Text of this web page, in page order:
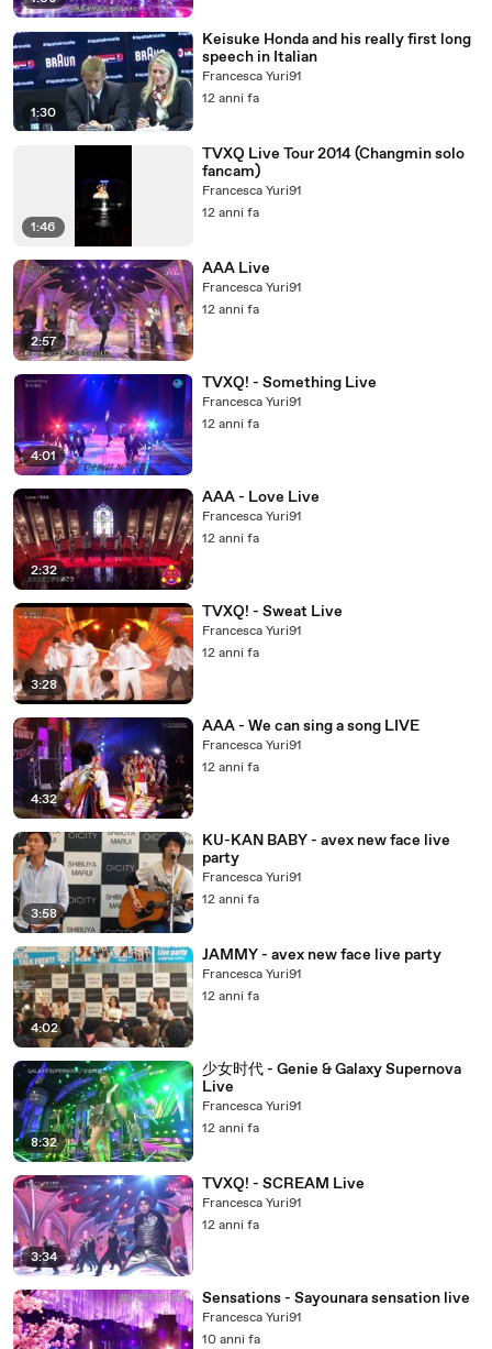
1:30
Keisuke Honda and his really first long
speech in Italian
Francesca Yuri91
12 anni fa
1:46
TVXQ Live Tour 2014 (Changmin solo
fancam)
Francesca Yuri91
12 anni fa
2:57
AAA Live
Francesca Yuri91
12 anni fa
4:01
TVXQ! - Something Live
Francesca Yuri91
12 anni fa
2:32
AAA - Love Live
Francesca Yuri91
12 anni fa
3:28
TVXQ! - Sweat Live
Francesca Yuri91
12 anni fa
4:32
AAA - We can sing a song LIVE
Francesca Yuri91
12 anni fa
3:58
KU-KAN BABY - avex new face live
party
Francesca Yuri91
12 anni fa
4:02
JAMMY - avex new face live party
Francesca Yuri91
12 anni fa
8:32
少女时代 - Genie & Galaxy Supernova
Live
Francesca Yuri91
12 anni fa
3:34
TVXQ! - SCREAM Live
Francesca Yuri91
12 anni fa
Sensations - Sayounara sensation live
Francesca Yuri91
10 anni fa